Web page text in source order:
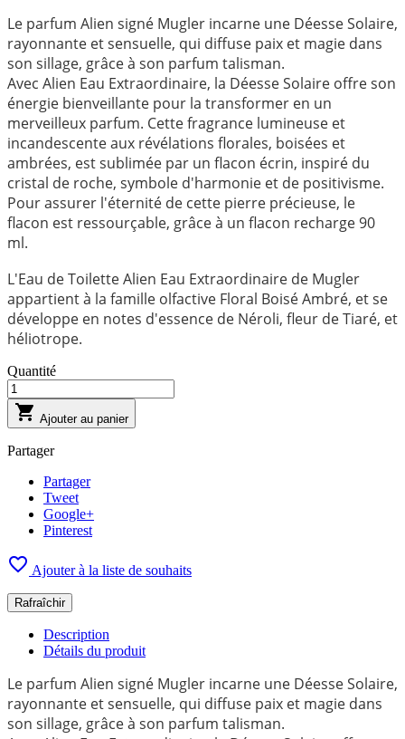
Le parfum Alien signé Mugler incarne une Déesse Solaire,
rayonnante et sensuelle, qui diffuse paix et magie dans
son sillage, grâce à son parfum talisman.
Avec Alien Eau Extraordinaire, la Déesse Solaire offre son
énergie bienveillante pour la transformer en un
merveilleux parfum. Cette fragrance lumineuse et
incandescente aux révélations florales, boisées et
ambrées, est sublimée par un flacon écrin, inspiré du
cristal de roche, symbole d'harmonie et de positivisme.
Pour assurer l'éternité de cette pierre précieuse, le
flacon est ressourçable, grâce à un flacon recharge 90
ml.
L'Eau de Toilette Alien Eau Extraordinaire de Mugler
appartient à la famille olfactive Floral Boisé Ambré, et se
développe en notes d'essence de Néroli, fleur de Tiaré, et
héliotrope.
Quantité
 Ajouter au panier
Partager
Partager
Tweet
Google+
Pinterest
 Ajouter à la liste de souhaits
Description
Détails du produit
Le parfum Alien signé Mugler incarne une Déesse Solaire,
rayonnante et sensuelle, qui diffuse paix et magie dans
son sillage, grâce à son parfum talisman.